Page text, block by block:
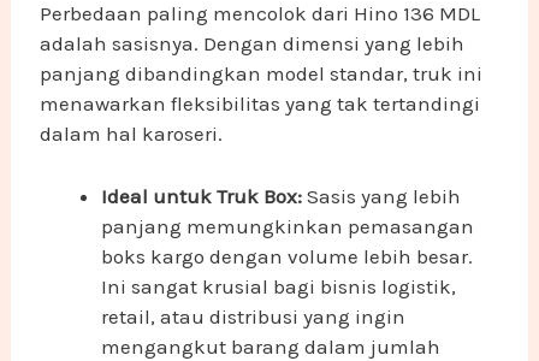
Perbedaan paling mencolok dari Hino 136 MDL
adalah sasisnya. Dengan dimensi yang lebih
panjang dibandingkan model standar, truk ini
menawarkan fleksibilitas yang tak tertandingi
dalam hal karoseri.
Ideal untuk Truk Box: Sasis yang lebih
panjang memungkinkan pemasangan
boks kargo dengan volume lebih besar.
Ini sangat krusial bagi bisnis logistik,
retail, atau distribusi yang ingin
mengangkut barang dalam jumlah